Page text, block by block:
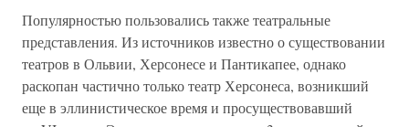
Популярностью пользовались также театральные
представления. Из источников известно о существовании
театров в Ольвии, Херсонесе и Пантикапее, однако
раскопан частично только театр Херсонеса, возникший
еще в эллинистическое время и просуществовавший